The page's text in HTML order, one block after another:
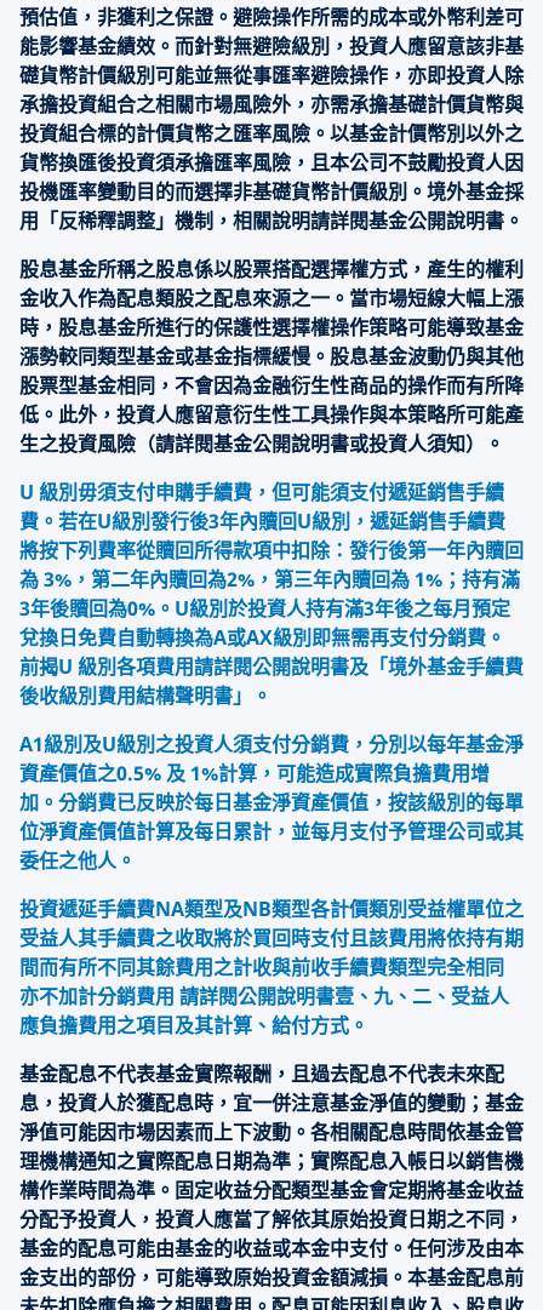
預估值，非獲利之保證。避險操作所需的成本或外幣利差可
能影響基金績效。而針對無避險級別，投資人應留意該非基
礎貨幣計價級別可能並無從事匯率避險操作，亦即投資人除
承擔投資組合之相關市場風險外，亦需承擔基礎計價貨幣與
投資組合標的計價貨幣之匯率風險。以基金計價幣別以外之
貨幣換匯後投資須承擔匯率風險，且本公司不鼓勵投資人因
投機匯率變動目的而選擇非基礎貨幣計價級別。境外基金採
用「反稀釋調整」機制，相關說明請詳閱基金公開說明書。
股息基金所稱之股息係以股票搭配選擇權方式，產生的權利
金收入作為配息類股之配息來源之一。當市場短線大幅上漲
時，股息基金所進行的保護性選擇權操作策略可能導致基金
漲勢較同類型基金或基金指標緩慢。股息基金波動仍與其他
股票型基金相同，不會因為金融衍生性商品的操作而有所降
低。此外，投資人應留意衍生性工具操作與本策略所可能產
生之投資風險（請詳閱基金公開說明書或投資人須知）。
U 級別毋須支付申購手續費，但可能須支付遞延銷售手續
費。若在U級別發行後3年內贖回U級別，遞延銷售手續費
將按下列費率從贖回所得款項中扣除：發行後第一年內贖回
為 3%，第二年內贖回為2%，第三年內贖回為 1%；持有滿
3年後贖回為0%。U級別於投資人持有滿3年後之每月預定
兌換日免費自動轉換為A或AX級別即無需再支付分銷費。
前揭U 級別各項費用請詳閱公開說明書及「境外基金手續費
後收級別費用結構聲明書」。
A1級別及U級別之投資人須支付分銷費，分別以每年基金淨
資產價值之0.5% 及 1%計算，可能造成實際負擔費用增
加。分銷費已反映於每日基金淨資產價值，按該級別的每單
位淨資產價值計算及每日累計，並每月支付予管理公司或其
委任之他人。
投資遞延手續費NA類型及NB類型各計價類別受益權單位之
受益人其手續費之收取將於買回時支付且該費用將依持有期
間而有所不同其餘費用之計收與前收手續費類型完全相同
亦不加計分銷費用 請詳閱公開說明書壹、九、二、受益人
應負擔費用之項目及其計算、給付方式。
基金配息不代表基金實際報酬，且過去配息不代表未來配
息，投資人於獲配息時，宜一併注意基金淨值的變動；基金
淨值可能因市場因素而上下波動。各相關配息時間依基金管
理機構通知之實際配息日期為準；實際配息入帳日以銷售機
構作業時間為準。固定收益分配類型基金會定期將基金收益
分配予投資人，投資人應當了解依其原始投資日期之不同，
基金的配息可能由基金的收益或本金中支付。任何涉及由本
金支出的部份，可能導致原始投資金額減損。本基金配息前